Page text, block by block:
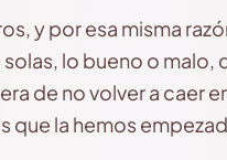
y por esa misma
lo bueno o malo,
de no volver a caer
que la hemos